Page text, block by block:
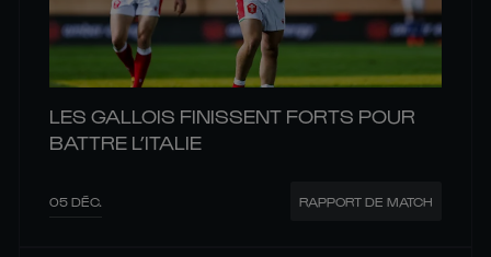
LES GALLOIS FINISSENT FORTS POUR
BATTRE L’ITALIE
05 DÉC. RAPPORT DE MATCH